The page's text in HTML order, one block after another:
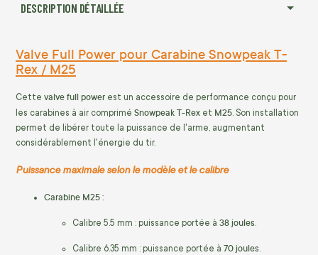
DESCRIPTION DÉTAILLÉE
Valve Full Power pour Carabine Snowpeak T-
Rex / M25
Cette valve full power est un accessoire de performance conçu pour
les carabines à air comprimé Snowpeak T-Rex et M25. Son installation
permet de libérer toute la puissance de l'arme, augmentant
considérablement l'énergie du tir.
Puissance maximale selon le modèle et le calibre
Carabine M25 :
Calibre 5.5 mm : puissance portée à 38 joules
Calibre 6.35 mm : puissance portée à 70 joules